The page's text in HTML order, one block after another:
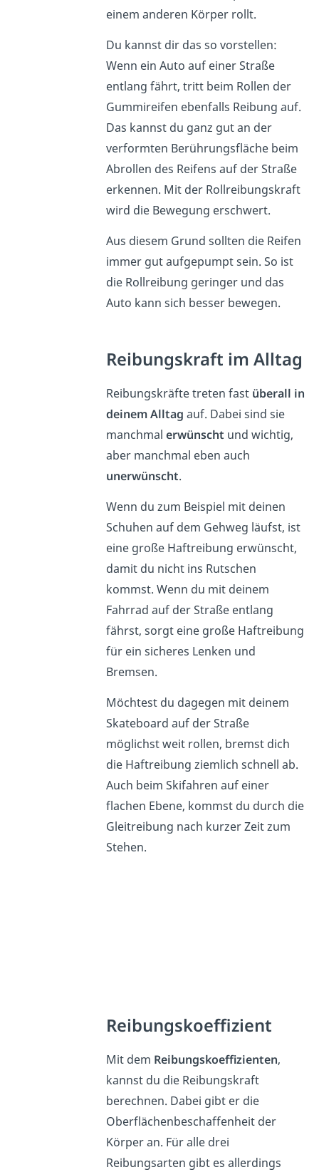
einem anderen Körper rollt.
Du kannst dir das so vorstellen:
Wenn ein Auto auf einer Straße
entlang fährt, tritt beim Rollen der
Gummireifen ebenfalls Reibung auf.
Das kannst du ganz gut an der
verformten Berührungsfläche beim
Abrollen des Reifens auf der Straße
erkennen. Mit der Rollreibungskraft
wird die Bewegung erschwert.
Aus diesem Grund sollten die Reifen
immer gut aufgepumpt sein. So ist
die Rollreibung geringer und das
Auto kann sich besser bewegen.
Reibungskraft im Alltag
Reibungskräfte treten fast überall in
deinem Alltag auf. Dabei sind sie
manchmal erwünscht und wichtig,
aber manchmal eben auch
unerwünscht.
Wenn du zum Beispiel mit deinen
Schuhen auf dem Gehweg läufst, ist
eine große Haftreibung erwünscht,
damit du nicht ins Rutschen
kommst. Wenn du mit deinem
Fahrrad auf der Straße entlang
fährst, sorgt eine große Haftreibung
für ein sicheres Lenken und
Bremsen.
Möchtest du dagegen mit deinem
Skateboard auf der Straße
möglichst weit rollen, bremst dich
die Haftreibung ziemlich schnell ab.
Auch beim Skifahren auf einer
flachen Ebene, kommst du durch die
Gleitreibung nach kurzer Zeit zum
Stehen.
Reibungskoeffizient
Mit dem Reibungskoeffizienten,
kannst du die Reibungskraft
berechnen. Dabei gibt er die
Oberflächenbeschaffenheit der
Körper an. Für alle drei
Reibungsarten gibt es allerdings